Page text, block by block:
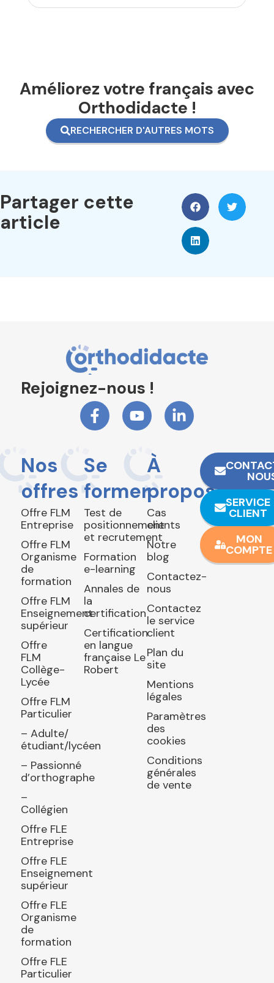
Améliorez votre français avec
Orthodidacte !
RECHERCHER D'AUTRES MOTS
Partager cette
article
Rejoignez-nous !
Nos
offres
Offre FLM
Entreprise
Offre FLM
Organisme
de
formation
Offre FLM
Enseignement
supérieur
Offre
FLM
Collège-
Lycée
Offre FLM
Particulier
– Adulte/
étudiant/lycéen
– Passionné
d’orthographe
–
Collégien
Offre FLE
Entreprise
Offre FLE
Enseignement
supérieur
Offre FLE
Organisme
de
formation
Offre FLE
Particulier
Se
former
Test de
positionnement
et recrutement
Formation
e-learning
Annales de
la
certification
Certification
en langue
française Le
Robert
À
propos
Cas
clients
Notre
blog
Contactez-
nous
Contactez
le service
client
Plan du
site
Mentions
légales
Paramètres
des
cookies
Conditions
générales
de vente
SERVICE
CLIENT
MON
COMPTE